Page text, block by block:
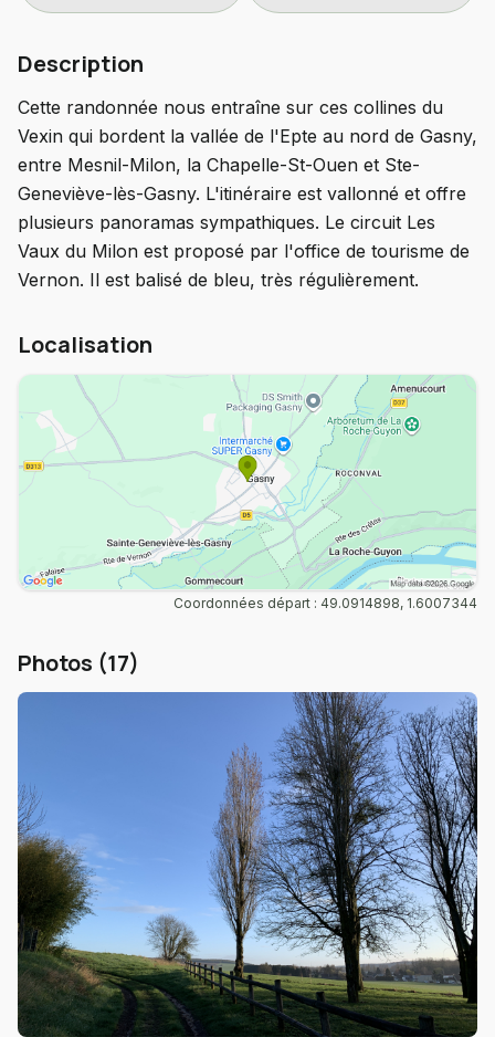
Description
Cette randonnée nous entraîne sur ces collines du
Vexin qui bordent la vallée de l'Epte au nord de Gasny,
entre Mesnil-Milon, la Chapelle-St-Ouen et Ste-
Geneviève-lès-Gasny. L'itinéraire est vallonné et offre
plusieurs panoramas sympathiques. Le circuit Les
Vaux du Milon est proposé par l'office de tourisme de
Vernon. Il est balisé de bleu, très régulièrement.
Localisation
Coordonnées départ : 49.0914898, 1.6007344
Photos (17)